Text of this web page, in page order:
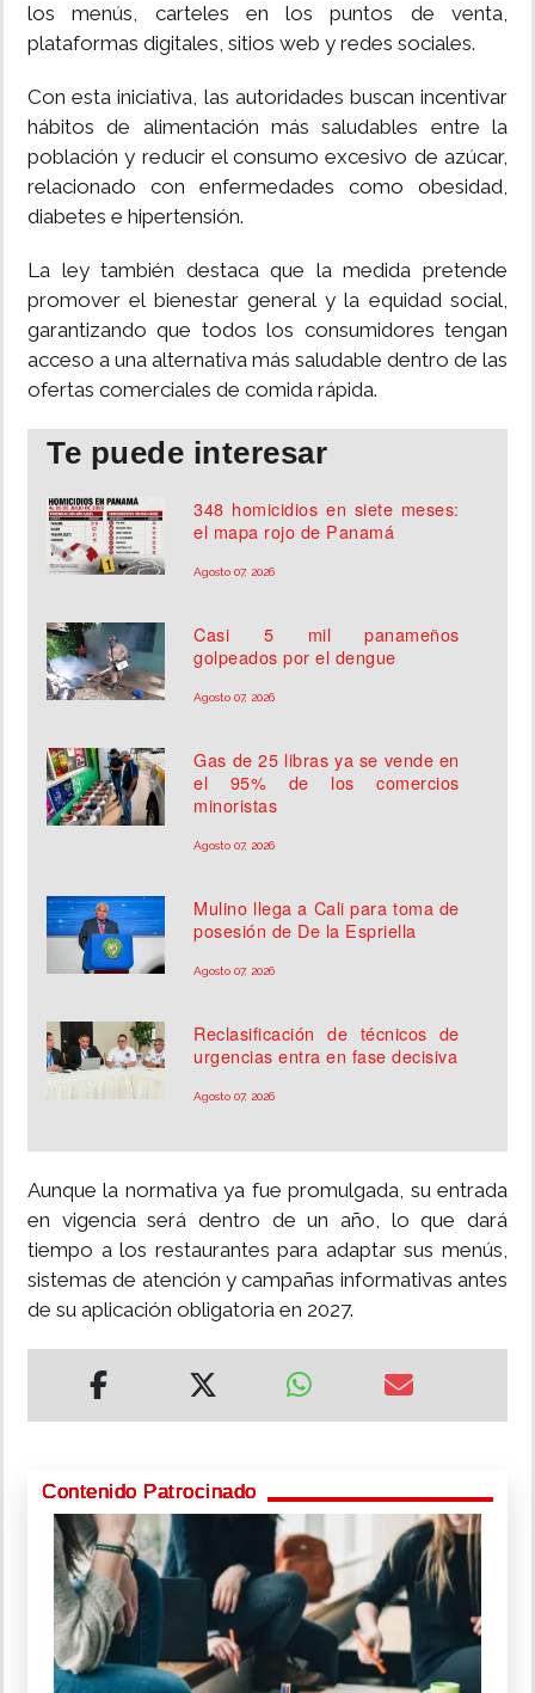
los menús, carteles en los puntos de venta,
plataformas digitales, sitios web y redes sociales.
Con esta iniciativa, las autoridades buscan incentivar
hábitos de alimentación más saludables entre la
población y reducir el consumo excesivo de azúcar,
relacionado con enfermedades como obesidad,
diabetes e hipertensión.
La ley también destaca que la medida pretende
promover el bienestar general y la equidad social,
garantizando que todos los consumidores tengan
acceso a una alternativa más saludable dentro de las
ofertas comerciales de comida rápida.
Te puede interesar
348 homicidios en siete meses:
el mapa rojo de Panamá
Agosto 07, 2026
Casi 5 mil panameños
golpeados por el dengue
Agosto 07, 2026
Gas de 25 libras ya se vende en
el 95% de los comercios
minoristas
Agosto 07, 2026
Mulino llega a Cali para toma de
posesión de De la Espriella
Agosto 07, 2026
Reclasificación de técnicos de
urgencias entra en fase decisiva
Agosto 07, 2026
Aunque la normativa ya fue promulgada, su entrada
en vigencia será dentro de un año, lo que dará
tiempo a los restaurantes para adaptar sus menús,
sistemas de atención y campañas informativas antes
de su aplicación obligatoria en 2027.
Contenido Patrocinado